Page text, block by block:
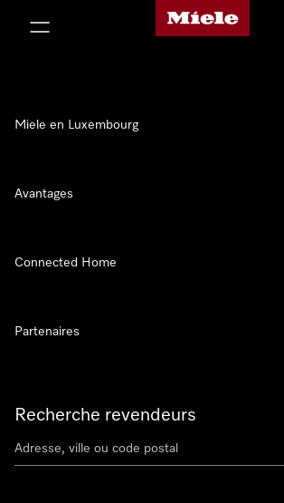
Page d'accueil de Miele
Recherche revendeurs
Miele en Luxembourg
Avantages
Connected Home
Partenaires